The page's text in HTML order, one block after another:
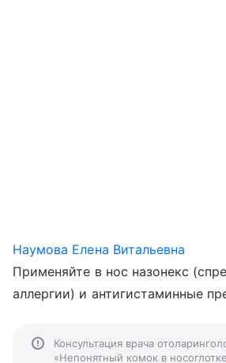
Наумова Елена Витальевна
Применяйте в нос назонекс
аллергии) и антигистаминные
Консультация врача
«Непонятный комок в